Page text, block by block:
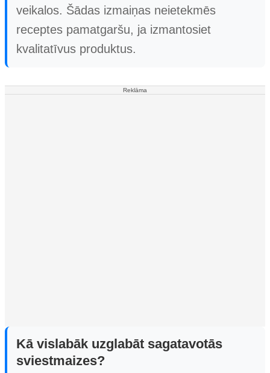
veikalos. Šādas izmaiņas neietekmēs
receptes pamatgaršu, ja izmantosiet
kvalitatīvus produktus.
Reklāma
Kā vislabāk uzglabāt sagatavotās
sviestmaizes?